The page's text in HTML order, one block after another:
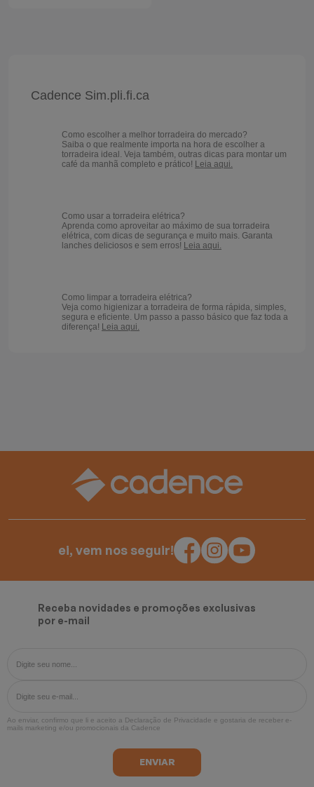
Cadence Sim.pli.fi.ca
Como escolher a melhor torradeira do mercado?
Saiba o que realmente importa na hora de escolher a
torradeira ideal. Veja também, outras dicas para montar um
café da manhã completo e prático! Leia aqui.
Como usar a torradeira elétrica?
Aprenda como aproveitar ao máximo de sua torradeira
elétrica, com dicas de segurança e muito mais. Garanta
lanches deliciosos e sem erros! Leia aqui.
Como limpar a torradeira elétrica?
Veja como higienizar a torradeira de forma rápida, simples,
segura e eficiente. Um passo a passo básico que faz toda a
diferença! Leia aqui.
ei, vem nos seguir!
Receba novidades e promoções exclusivas
por e-mail
Ao enviar, confirmo que li e aceito a Declaração de Privacidade e gostaria de receber e-
mails marketing e/ou promocionais da Cadence